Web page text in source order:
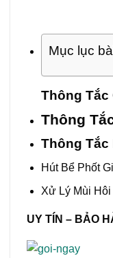
Mục lục
Thông Tắc
Thông
Thông Tắc
Hút Bể Phốt
Xử Lý Mùi
UY TÍN – BẢO